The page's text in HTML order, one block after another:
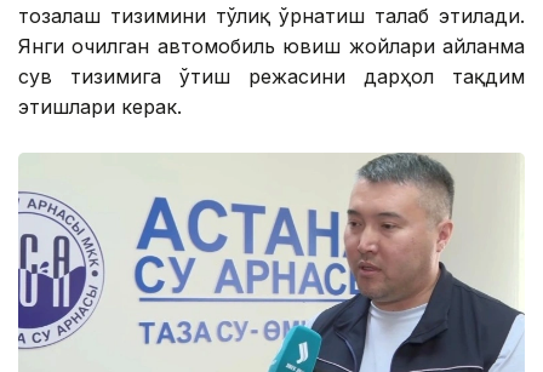
тозалаш тизимини тўлиқ ўрнатиш талаб этилади.
Янги очилган автомобиль ювиш жойлари айланма
сув тизимига ўтиш режасини дарҳол тақдим
этишлари керак.